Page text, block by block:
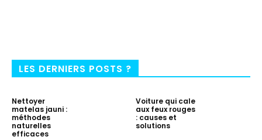
LES DERNIERS POSTS ?
Nettoyer
matelas jauni :
méthodes
naturelles
efficaces
Voiture qui cale
aux feux rouges
: causes et
solutions